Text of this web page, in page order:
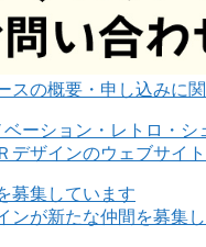
スの概要・申し込みに
デザインのウェブサイ
ンが新たな仲間を募集